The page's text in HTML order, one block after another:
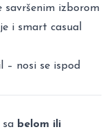
savršenim izborom
i smart casual
– nosi se ispod
belom ili